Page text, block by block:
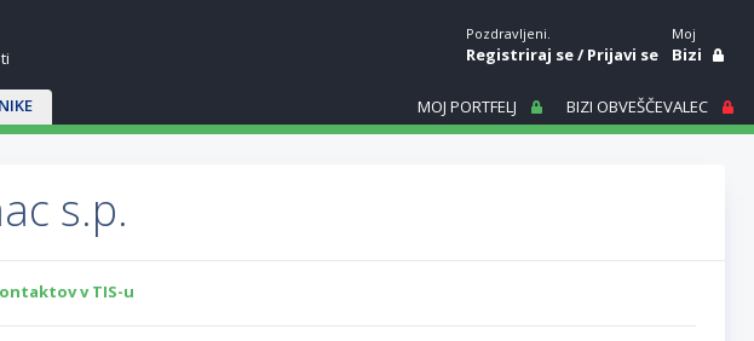
Pozdravljeni.
Registriraj se/Prijavi se
Moj
Bizi
MOJ PORTFELJ BIZI OBVEŠČEVALEC
s.p.
v TIS-u